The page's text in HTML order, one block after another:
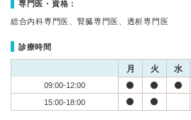
専門医・資格：
総合内科専門医、腎臓専門医、透析専門医
診療時間
月 火 水
09:00-12:00
15:00-18:00